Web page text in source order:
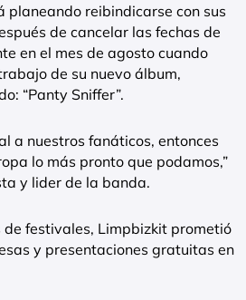
planeando reibindicarse con sus
de cancelar las fechas de
en el mes de agosto cuando
de su nuevo álbum,
“Panty Sniffer”.
a nuestros fanáticos, entonces
lo más pronto que podamos,”
y lider de la banda.
festivales, Limpbizkit prometió
y presentaciones gratuitas en